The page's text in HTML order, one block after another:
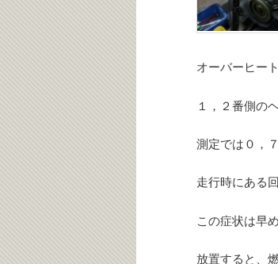
オーバーヒー
１，２番側の
測定では０，
走行時にある
この症状は早
放置すると、